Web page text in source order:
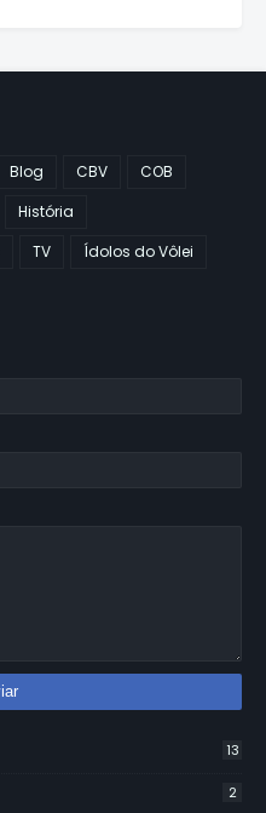
Blog CBV
COB
História
TV Ídolos do Vôlei
13
2